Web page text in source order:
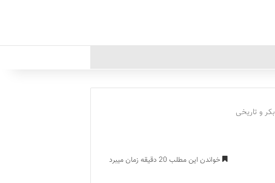
و تاریخی
خواندن این مطلب 20 دقیقه زمان میبرد